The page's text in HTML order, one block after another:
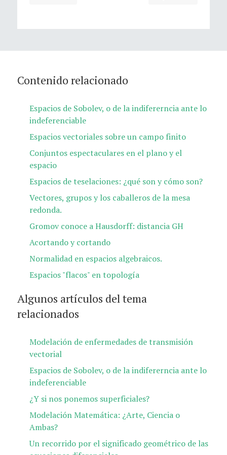
Contenido relacionado
Espacios de Sobolev, o de la indifererncia ante lo
indeferenciable
Espacios vectoriales sobre un campo finito
Conjuntos espectaculares en el plano y el
espacio
Espacios de teselaciones: ¿qué son y cómo son?
Vectores, grupos y los caballeros de la mesa
redonda.
Gromov conoce a Hausdorff: distancia GH​
Acortando y cortando
Normalidad en espacios algebraicos.
Espacios "flacos" en topología
Algunos artículos del tema
relacionados
Modelación de enfermedades de transmisión
vectorial
Espacios de Sobolev, o de la indifererncia ante lo
indeferenciable
¿Y si nos ponemos superficiales?
Modelación Matemática: ¿Arte, Ciencia o
Ambas?
Un recorrido por el significado geométrico de las